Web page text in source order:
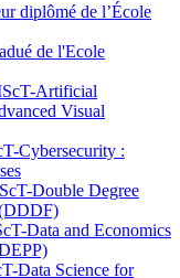
diplômé de l’École
de l'Ecole
Artificial
Visual
Cybersecurity :
Double Degree
Data and Economics
Data Science for